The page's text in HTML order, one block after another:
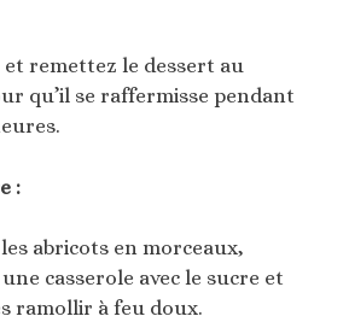
et remettez le dessert au
qu’il se raffermisse pendant
:
abricots en morceaux,
casserole avec le sucre et
ramollir à feu doux.